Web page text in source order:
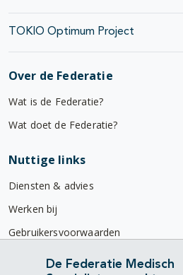
TOKIO Optimum Project
Over de Federatie
Wat is de Federatie?
Wat doet de Federatie?
Nuttige links
Diensten & advies
Werken bij
Gebruikersvoorwaarden
Privacyverklaring
De Federatie Medisch